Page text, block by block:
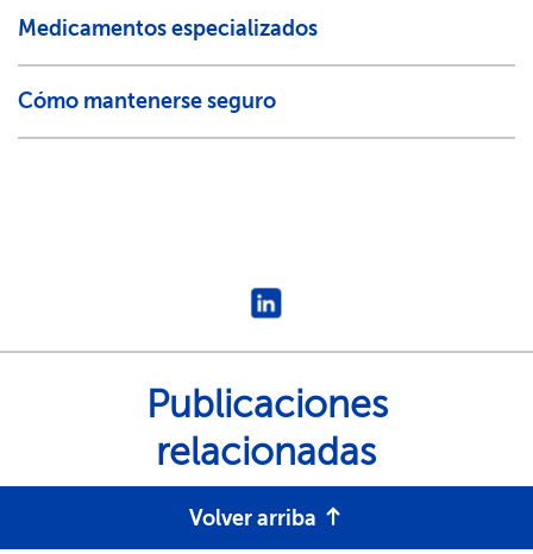
Medicamentos especializados​​
Cómo mantenerse seguro​​
Publicaciones
relacionadas​​
Volver arriba​​